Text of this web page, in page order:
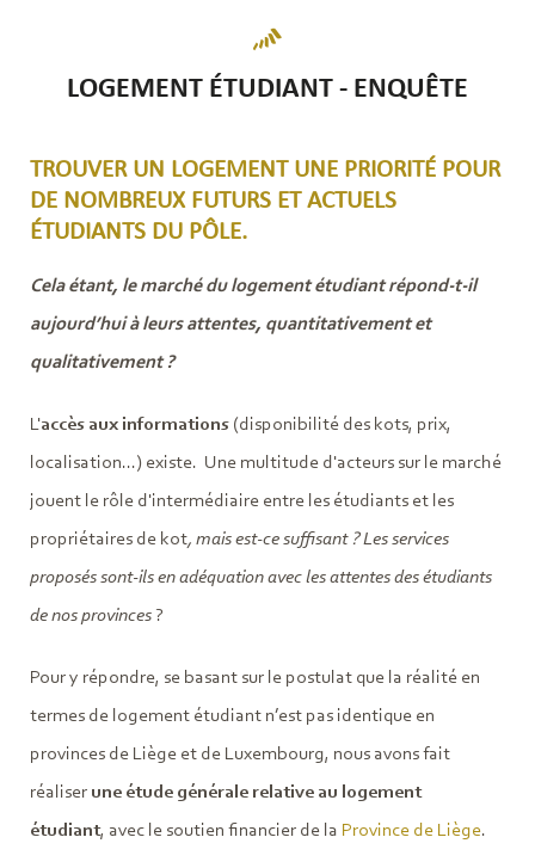
LOGEMENT ÉTUDIANT - ENQUÊTE
TROUVER UN LOGEMENT UNE PRIORITÉ POUR
DE NOMBREUX FUTURS ET ACTUELS
ÉTUDIANTS DU PÔLE.
Cela étant, le marché du logement étudiant répond-t-il
aujourd’hui à leurs attentes, quantitativement et
qualitativement ?
L'accès aux informations (disponibilité des kots, prix,
localisation...) existe. Une multitude d'acteurs sur le marché
jouent le rôle d'intermédiaire entre les étudiants et les
propriétaires de kot, mais est-ce suffisant?Les services
proposés sont-ils en adéquation avec les attentes des étudiants
de nos provinces ?
Pour y répondre, se basant sur le postulat que la réalité en
termes de logement étudiant n’est pas identique en
provinces de Liège et de Luxembourg, nous avons fait
réaliser une étude générale relative au logement
étudiant, avec le soutien financier de la Province de Liège.